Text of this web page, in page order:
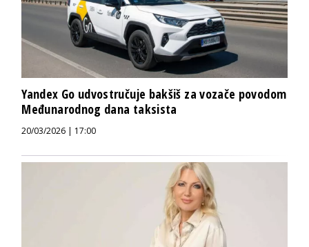
Yandex Go udvostručuje bakšiš za vozače povodom
Međunarodnog dana taksista
20/03/2026 | 17:00